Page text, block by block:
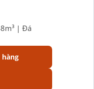
| Đá
hàng